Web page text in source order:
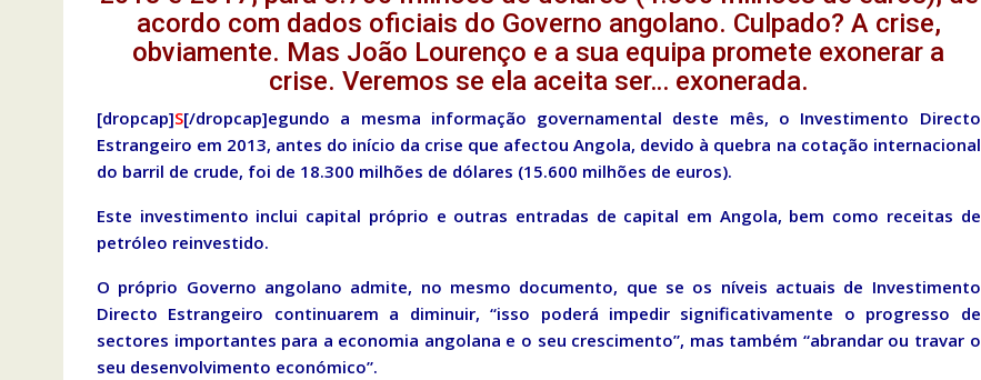
acordo com dados oficiais do Governo angolano. Culpado? A crise,
obviamente. Mas João Lourenço e a sua equipa promete exonerar a
crise. Veremos se ela aceita ser… exonerada.
[dropcap]S[/dropcap]egundo a mesma informação governamental deste mês, o Investimento Directo
Estrangeiro em 2013, antes do início da crise que afectou Angola, devido à quebra na cotação internacional
do barril de crude, foi de 18.300 milhões de dólares (15.600 milhões de euros).
Este investimento inclui capital próprio e outras entradas de capital em Angola, bem como receitas de
petróleo reinvestido.
O próprio Governo angolano admite, no mesmo documento, que se os níveis actuais de Investimento
Directo Estrangeiro continuarem a diminuir, “isso poderá impedir significativamente o progresso de
sectores importantes para a economia angolana e o seu crescimento”, mas também “abrandar ou travar o
seu desenvolvimento económico”.